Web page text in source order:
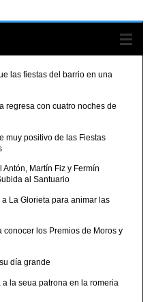
las fiestas del barrio en una
regresa con cuatro noches de
muy positivo de las Fiestas
Martín Fiz y Fermín
al Santuario
La Glorieta para animar las
conocer los Premios de Moros y
día grande
la seua patrona en la romeria